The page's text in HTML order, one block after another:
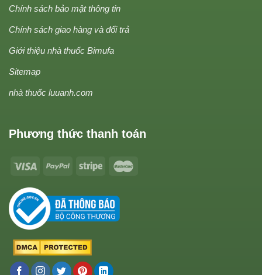
Chính sách bảo mật thông tin
Chính sách giao hàng và đổi trả
Giới thiệu nhà thuốc Bimufa
Sitemap
nhà thuốc luuanh.com
Phương thức thanh toán